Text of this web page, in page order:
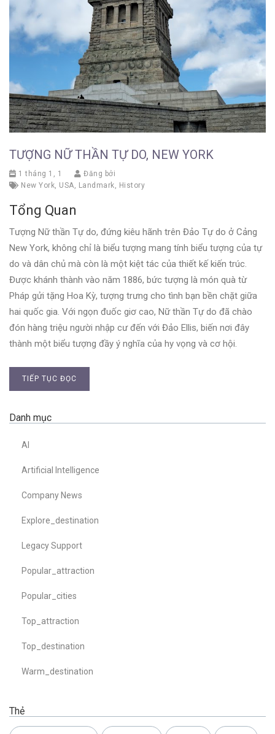
TƯỢNG NỮ THẦN TỰ DO, NEW YORK
1 tháng 1, 1
Đăng bởi
New York, USA, Landmark, History
Tổng Quan
Tượng Nữ thần Tự do, đứng kiêu hãnh trên Đảo Tự do ở Cảng
New York, không chỉ là biểu tượng mang tính biểu tượng của tự
do và dân chủ mà còn là một kiệt tác của thiết kế kiến trúc.
Được khánh thành vào năm 1886, bức tượng là món quà từ
Pháp gửi tặng Hoa Kỳ, tượng trưng cho tình bạn bền chặt giữa
hai quốc gia. Với ngọn đuốc giơ cao, Nữ thần Tự do đã chào
đón hàng triệu người nhập cư đến với Đảo Ellis, biến nơi đây
thành một biểu tượng đầy ý nghĩa của hy vọng và cơ hội.
TIẾP TỤC ĐỌC
Danh mục
AI
Artificial Intelligence
Company News
Explore_destination
Legacy Support
Popular_attraction
Popular_cities
Top_attraction
Top_destination
Warm_destination
Thẻ